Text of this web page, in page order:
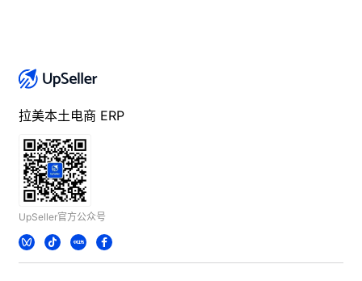
拉美本土电商 ERP
UpSeller官方公众号